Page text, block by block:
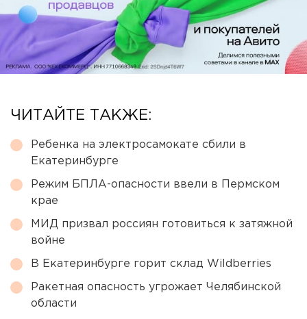
ЧИТАЙТЕ ТАКЖЕ:
Ребенка на электросамокате сбили в
Екатеринбурге
Режим БПЛА-опасности ввели в Пермском
крае
МИД призвал россиян готовиться к затяжной
войне
В Екатеринбурге горит склад Wildberries
Ракетная опасность угрожает Челябинской
области